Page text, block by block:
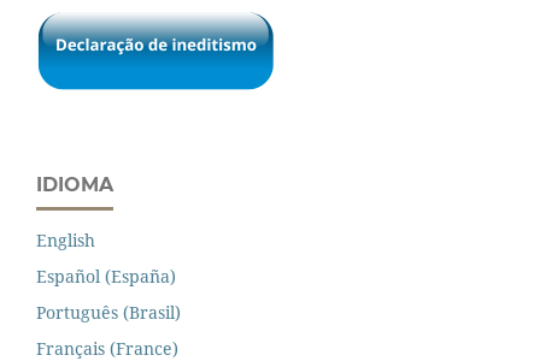
IDIOMA
English
Español (España)
Português (Brasil)
Français (France)